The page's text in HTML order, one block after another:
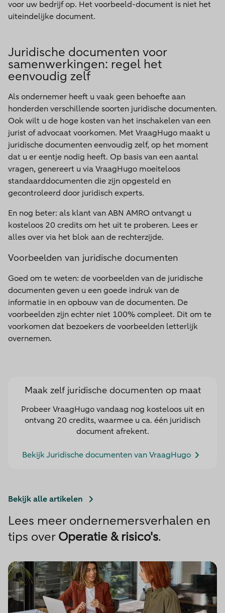
voor uw bedrijf op. Het voorbeeld-document is niet het
uiteindelijke document.
Juridische documenten voor
samenwerkingen: regel het
eenvoudig zelf
Als ondernemer heeft u vaak geen behoefte aan
honderden verschillende soorten juridische documenten.
Ook wilt u de hoge kosten van het inschakelen van een
jurist of advocaat voorkomen. Met VraagHugo maakt u
juridische documenten eenvoudig zelf, op het moment
dat u er eentje nodig heeft. Op basis van een aantal
vragen, genereert u via VraagHugo moeiteloos
standaarddocumenten die zijn opgesteld en
gecontroleerd door juridisch experts.
En nog beter: als klant van ABN AMRO ontvangt u
kosteloos 20 credits om het uit te proberen. Lees er
alles over via het blok aan de rechterzijde.
Voorbeelden van juridische documenten
Goed om te weten: de voorbeelden van de juridische
documenten geven u een goede indruk van de
informatie in en opbouw van de documenten. De
voorbeelden zijn echter niet 100% compleet. Dit om te
voorkomen dat bezoekers de voorbeelden letterlijk
overnemen.
Maak zelf juridische documenten op maat
Probeer VraagHugo vandaag nog kosteloos uit en
ontvang 20 credits, waarmee u ca. één juridisch
document afrekent.
Bekijk Juridische documenten van VraagHugo
Lees meer ondernemersverhalen en
tips over Operatie & risico's.
Bekijk alle artikelen